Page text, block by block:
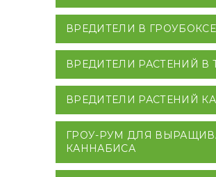
ВРЕДИТЕЛИ В ГРОУБОКСЕ
ВРЕДИТЕЛИ РАСТЕНИЙ В
ВРЕДИТЕЛИ РАСТЕНИЙ
ГРОУ-РУМ ДЛЯ
КАННАБИСА